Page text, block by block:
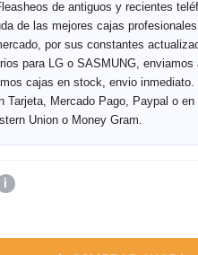
de antiguos y recientes
de las mejores cajas
por sus constantes
para LG o SASMUNG, enviamos
cajas en stock, envio inmediato.
Tarjeta, Mercado Pago, Paypal o
Union o Money Gram.
i